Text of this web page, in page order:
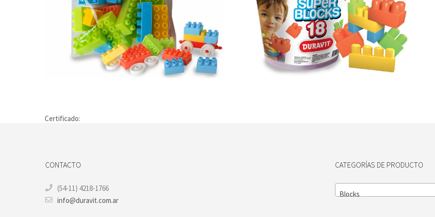
Certificado:
CONTACTO
(54-11) 4218-1766
info@duravit.com.ar
CATEGORÍAS DE PRODUCTO
Blocks